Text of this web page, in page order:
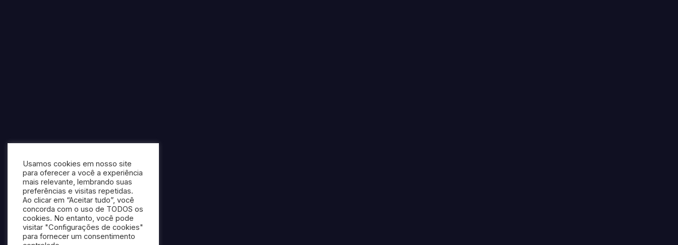
Usamos cookies em nosso site
para oferecer a você a experiência
mais relevante, lembrando suas
preferências e visitas repetidas.
Ao clicar em “Aceitar tudo”, você
concorda com o uso de TODOS os
cookies. No entanto, você pode
visitar "Configurações de cookies"
para fornecer um consentimento